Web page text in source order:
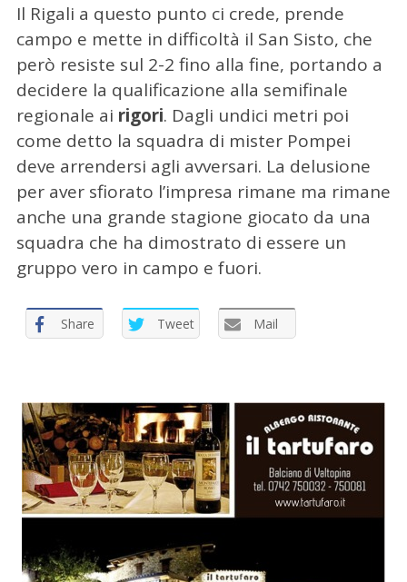
Il Rigali a questo punto ci crede, prende
campo e mette in difficoltà il San Sisto, che
però resiste sul 2-2 fino alla fine, portando a
decidere la qualificazione alla semifinale
regionale ai rigori. Dagli undici metri poi
come detto la squadra di mister Pompei
deve arrendersi agli avversari. La delusione
per aver sfiorato l’impresa rimane ma rimane
anche una grande stagione giocato da una
squadra che ha dimostrato di essere un
gruppo vero in campo e fuori.
Share Tweet Mail
e
r
p
e
r
: